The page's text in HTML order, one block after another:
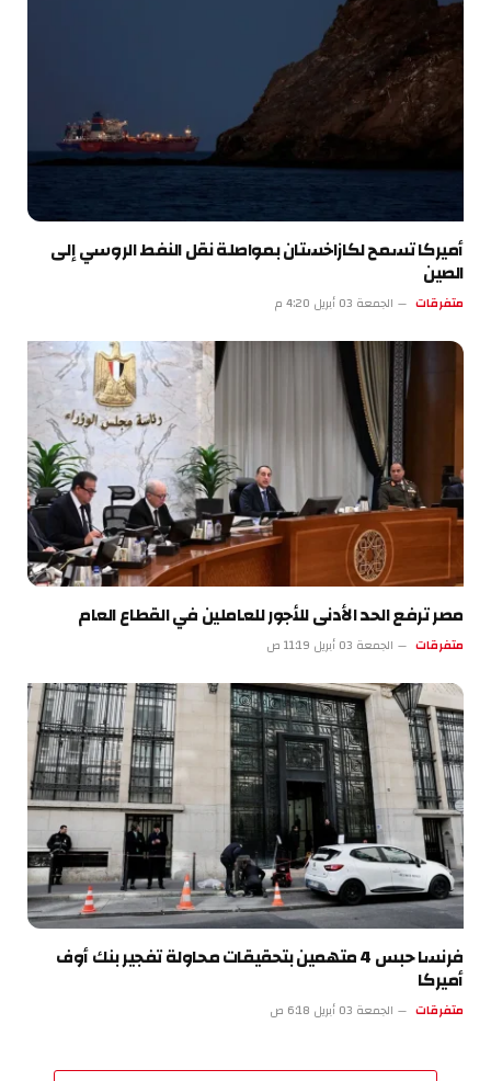
أميركا تسمح لكازاخستان بمواصلة نقل النفط الروسي إلى
الصين
متفرقات الجمعة 03 أبريل 4:20 م
مصر ترفع الحد الأدنى للأجور للعاملين في القطاع العام
متفرقات الجمعة 03 أبريل 11:19 ص
فرنسا حبس 4 متهمين بتحقيقات محاولة تفجير بنك أوف
أميركا
متفرقات الجمعة 03 أبريل 6:18 ص